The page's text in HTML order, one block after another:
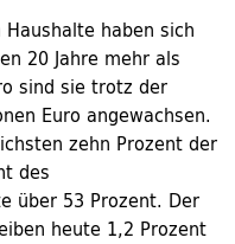
haben sich
20 Jahre mehr als
sind sie trotz der
Euro angewachsen.
zehn Prozent der
des
über 53 Prozent. Der
heute 1,2 Prozent